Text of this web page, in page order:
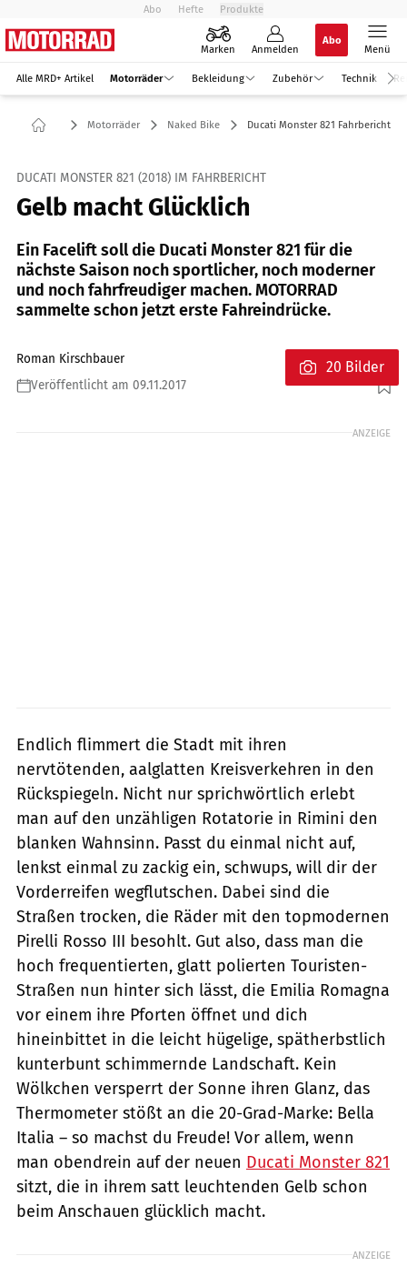
Abo Hefte Produkte
Marken Anmelden
Abo
Menü
Alle MRD+ Artikel Motorräder Bekleidung Zubehör Technik
Motorräder Naked Bike Ducati Monster 821 Fahrbericht
DUCATI MONSTER 821 (2018) IM FAHRBERICHT
Gelb macht Glücklich
Ein Facelift soll die Ducati Monster 821 für die
nächste Saison noch sportlicher, noch moderner
und noch fahrfreudiger machen. MOTORRAD
sammelte schon jetzt erste Fahreindrücke.
Roman Kirschbauer
Veröffentlicht am 09.11.2017
Foto: Foto: Ducati
20 Bilder
ANZEIGE
Endlich flimmert die Stadt mit ihren
nervtötenden, aalglatten Kreisverkehren in den
Rückspiegeln. Nicht nur sprichwörtlich erlebt
man auf den unzähligen Rotatorie in Rimini den
blanken Wahnsinn. Passt du einmal nicht auf,
lenkst einmal zu zackig ein, schwups, will dir der
Vorderreifen wegflutschen. Dabei sind die
Straßen trocken, die Räder mit den topmodernen
Pirelli Rosso III besohlt. Gut also, dass man die
hoch frequentierten, glatt polierten Touristen-
Straßen nun hinter sich lässt, die Emilia Romagna
vor einem ihre Pforten öffnet und dich
hineinbittet in die leicht hügelige, spätherbstlich
kunterbunt schimmernde Landschaft. Kein
Wölkchen versperrt der Sonne ihren Glanz, das
Thermometer stößt an die 20-Grad-Marke: Bella
Italia – so machst du Freude! Vor allem, wenn
man obendrein auf der neuen Ducati Monster 821
sitzt, die in ihrem satt leuchtenden Gelb schon
beim Anschauen glücklich macht.
ANZEIGE